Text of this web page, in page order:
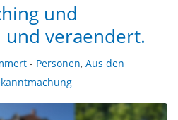
und
und veraendert.
- Personen, Aus den